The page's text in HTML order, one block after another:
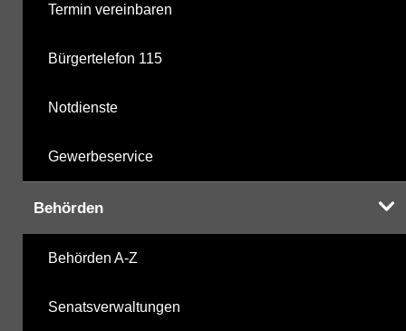
Termin vereinbaren
Bürgertelefon 115
Notdienste
Gewerbeservice
Behörden
Behörden A-Z
Senatsverwaltungen